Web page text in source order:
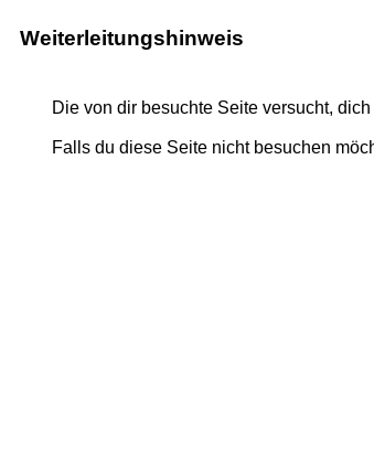
Weiterleitungshinweis
Die von dir besuchte Seite versucht, dich
Falls du diese Seite nicht besuchen